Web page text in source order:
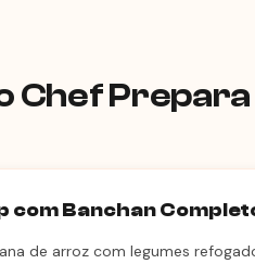
Prepara
com Banchan
de arroz com legumes